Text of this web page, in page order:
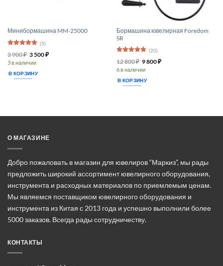
Минибормашина MM-25000
Оценка
из 5
(5)
3 900₽ Первоначальная
составляла
3 900 ₽.
3 500₽Текущая
3 в наличии
В КОРЗИНУ
Бормашина ювелирная Foredom
SR
Оценка4.8
из 5
(20)
12 800₽ Первоначальная
составляла
12 800 ₽.
9 800₽Текущая
6 в наличии
В КОРЗИНУ
О МАГАЗИНЕ
Добро пожаловать в магазин для ювелиров “Маркиз”, мы рады
предложить широкий ассортимент ювелирного оборудования,
инструмента и расходных материалов по приемлемым ценам.
Мы являемся поставщиком ювелирного оборудования и
инструмента из Китая с 2013 года и успешно выполнили более
5000 заказов. Всегда рады сотрудничеству.
КОНТАКТЫ